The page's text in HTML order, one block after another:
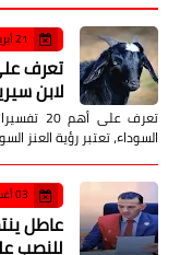
21 أبريل 2022
لابن
تعرف
السوداء، تعتبر رؤية العنز
03 أغسطس 2026
عاطل
للنصب